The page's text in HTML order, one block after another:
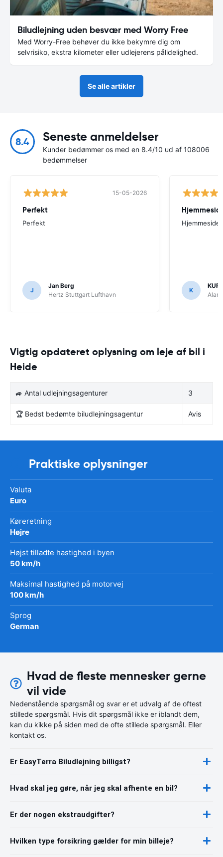
Biludlejning uden besvær med Worry Free
Med Worry-Free behøver du ikke bekymre dig om
selvrisiko, ekstra kilometer eller udlejerens pålidelighed.
Se alle artikler
8.4 Seneste anmeldelser
Kunder bedømmer os med en 8.4/10 ud af 108006
bedømmelser
15-05-2026
Perfekt
Perfekt
J
Jan Berg
Hertz Stuttgart Lufthavn
K
Vigtig opdateret oplysning om leje af bil i
Heide
🚙 Antal udlejningsagenturer 3
🏆 Bedst bedømte biludlejningsagentur Avis
Praktiske oplysninger
Valuta
Euro
Køreretning
Højre
Højst tilladte hastighed i byen
50 km/h
Maksimal hastighed på motorvej
100 km/h
Sprog
German
Hvad de fleste mennesker gerne
vil vide
Nedenstående spørgsmål og svar er et udvalg af de oftest
stillede spørgsmål. Hvis dit spørgsmål ikke er iblandt dem,
kan du kikke på siden med de ofte stillede spørgsmål. Eller
kontakt os.
Er EasyTerra Biludlejning billigst?
Hvad skal jeg gøre, når jeg skal afhente en bil?
Er der nogen ekstraudgifter?
Hvilken type forsikring gælder for min billeje?